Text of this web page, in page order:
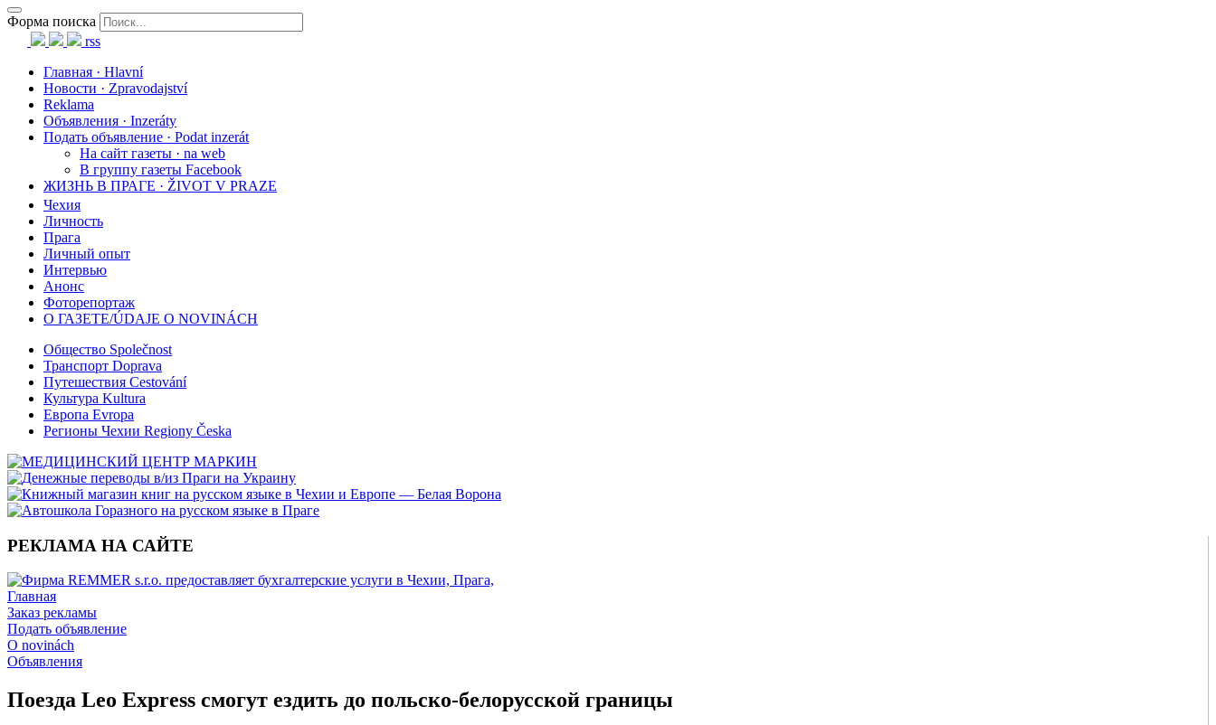
Форма поиска
rss
Главная · Hlavní
Новости · Zpravodajství
Reklama
Объявления · Inzeráty
Подать объявление · Podat inzerát
На сайт газеты · na web
В группу газеты Facebook
ЖИЗНЬ В ПРАГЕ · ŽIVOT V PRAZE
Чехия
Личность
Прага
Личный опыт
Интервью
Анонс
Фоторепортаж
О ГАЗЕТЕ/ÚDAJE O NOVINÁCH
Общество Společnost
Транспорт Doprava
Путешествия Cestování
Культура Kultura
Европа Evropa
Регионы Чехии Regiony Česka
РЕКЛАМА НА САЙТЕ
Главная
Заказ рекламы
Подать объявление
O novinách
Объявления
Поезда Leo Express смогут ездить до польско-белорусской границы